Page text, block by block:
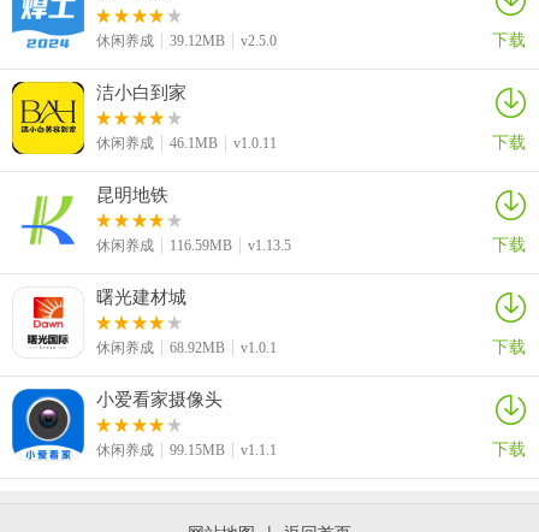
休闲养成 39.12MB v2.5.0 下载
洁小白到家
休闲养成 46.1MB v1.0.11 下载
昆明地铁
休闲养成 116.59MB v1.13.5 下载
曙光建材城
休闲养成 68.92MB v1.0.1 下载
小爱看家摄像头
休闲养成 99.15MB v1.1.1 下载